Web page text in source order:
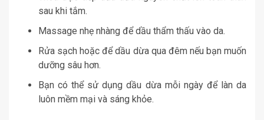
sau khi tắm.
Massage nhẹ nhàng để dầu thẩm thấu vào da.
Rửa sạch hoặc để dầu dừa qua đêm nếu bạn muốn
dưỡng sâu hơn.
Bạn có thể sử dụng dầu dừa mỗi ngày để làn da
luôn mềm mại và sáng khỏe.